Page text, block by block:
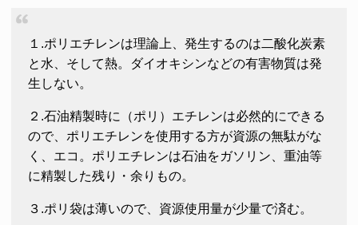
１.ポリエチレンは理論上、発生するのは二酸化炭素
と水、そして熱。ダイオキシンなどの有害物質は発
生しない。
２.石油精製時に（ポリ）エチレンは必然的にできる
ので、ポリエチレンを使用する方が資源の無駄がな
く、エコ。ポリエチレンは石油をガソリン、重油等
に精製した残り・余りもの。
３.ポリ袋は薄いので、資源使用量が少量で済む。